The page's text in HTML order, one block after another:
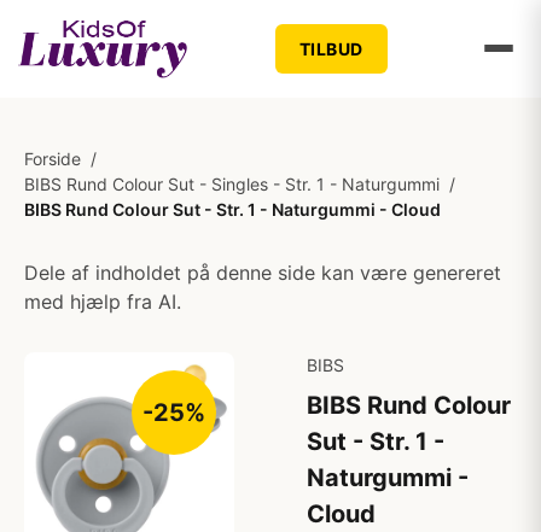
TILBUD
Forside /
BIBS Rund Colour Sut - Singles - Str. 1 - Naturgummi /
BIBS Rund Colour Sut - Str. 1 - Naturgummi - Cloud
Dele af indholdet på denne side kan være genereret
med hjælp fra AI.
-25%
BIBS
BIBS Rund Colour
Sut - Str. 1 -
Naturgummi -
Cloud